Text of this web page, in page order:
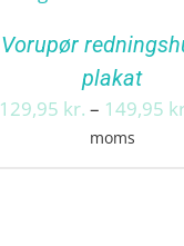
Vorupør
plakat
129,95 kr. – 149,95
moms